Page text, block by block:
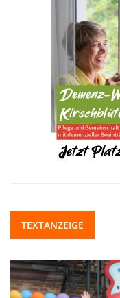
TEXTANZEIGE